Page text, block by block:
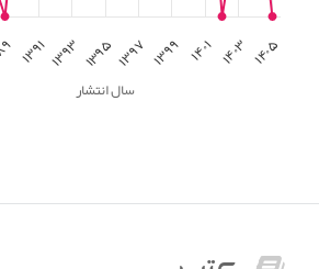
سال انتشار
۱۳۹۱۱۳۹۳۱۳۹۵۱۳۹۷ ۱۳۹۹ ۱۴۰۱ ۱۴۰۳ ۱۴۰۵